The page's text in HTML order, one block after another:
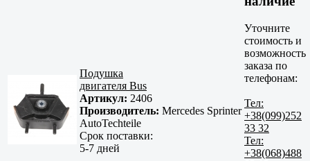
Подушка
двигателя Bus
Артикул: 2406
Производитель:
AutoTechteile
Срок поставки:
5-7 дней
Mercedes Sprinter
Уточните
стоимость и
возможность
заказа по
телефонам:
Тел:
+38(099)252
33 32
Тел:
+38(068)488